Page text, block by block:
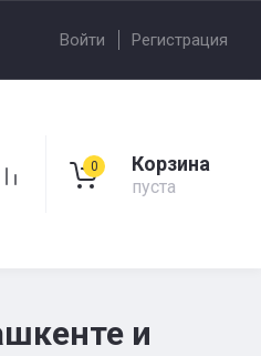
Войти Регистрация
0 Корзина
пуста
и